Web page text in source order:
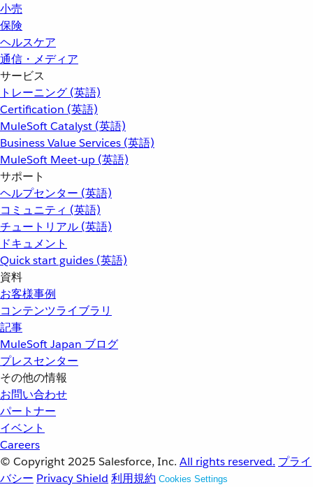
小売
保険
ヘルスケア
通信・メディア
サービス
トレーニング (英語)
Certification (英語)
MuleSoft Catalyst (英語)
Business Value Services (英語)
MuleSoft Meet-up (英語)
サポート
ヘルプセンター (英語)
コミュニティ (英語)
チュートリアル (英語)
ドキュメント
Quick start guides (英語)
資料
お客様事例
コンテンツライブラリ
記事
MuleSoft Japan ブログ
プレスセンター
その他の情報
お問い合わせ
パートナー
イベント
Careers
© Copyright 2025 Salesforce, Inc. All rights reserved. プライ
バシー Privacy Shield 利用規約 Cookies Settings